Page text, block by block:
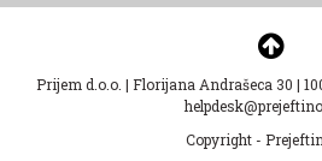
Prijem d.o.o. | Florijana Andrašeca 30 |
Copyright -